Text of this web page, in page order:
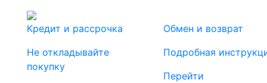
Кредит и рассрочка
Не откладывайте
покупку
Обмен и возврат
Подробная
Перейти